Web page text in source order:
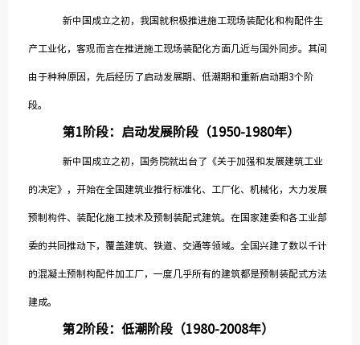
新中国成立之初，我国就积极推进施工现场装配化和构配件生
产工业化，客观而言在推进施工现场装配化方面几近与国外同步。其间
由于种种原因，先后经历了启动发展期、低潮期和重新启动期3个阶
段。
第1阶段：启动发展阶段（1950-1980年）
新中国成立之初，国务院就出台了《关于加强和发展建筑工业
的决定》，开始在全国建筑业推行标准化、工厂化、机械化，大力发展
预制构件、装配化施工技术及预制装配式建筑。在国家建委和各工业部
委的共同推动下，覆盖建筑、铁道、交通等领域。全国兴建了数以千计
的混凝土预制构配件加工厂，一度几乎所有的建筑都是预制装配式方法
建成。
第2阶段：低潮阶段（1980-2008年）